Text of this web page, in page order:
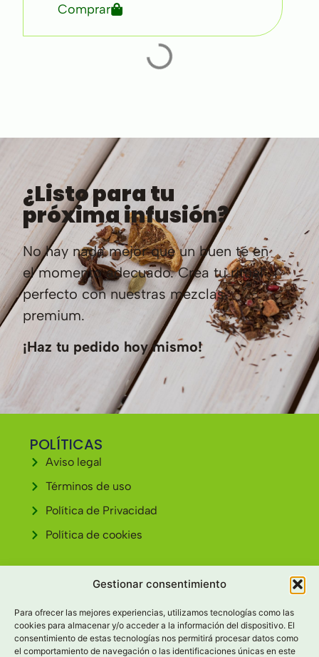
Gestionar consentimiento
Para ofrecer las mejores experiencias, utilizamos tecnologías como las
cookies para almacenar y/o acceder a la información del dispositivo. El
consentimiento de estas tecnologías nos permitirá procesar datos como
el comportamiento de navegación o las identificaciones únicas en este
Comprar
¿Listo para tu
próxima infusión?
No hay nada mejor que un buen té en
el momento adecuado. Crea tu ritual
perfecto con nuestras mezclas
premium.
¡Haz tu pedido hoy mismo!
POLÍTICAS
Aviso legal
Términos de uso
Política de Privacidad
Política de cookies
Av. Cardenal Cisneros, 30 34004 - PALENCIA
979 69 11 59
info@tescamellia.com